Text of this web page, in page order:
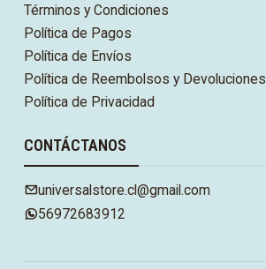
Términos y Condiciones
Política de Pagos
Política de Envíos
Política de Reembolsos y Devoluciones
Política de Privacidad
CONTÁCTANOS
universalstore.cl@gmail.com
56972683912